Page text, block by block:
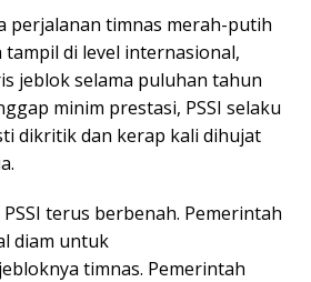
perjalanan timnas merah-putih
di level internasional,
jeblok selama puluhan tahun
minim prestasi, PSSI selaku
dikritik dan kerap kali dihujat
terus berbenah. Pemerintah
diam untuk
timnas. Pemerintah